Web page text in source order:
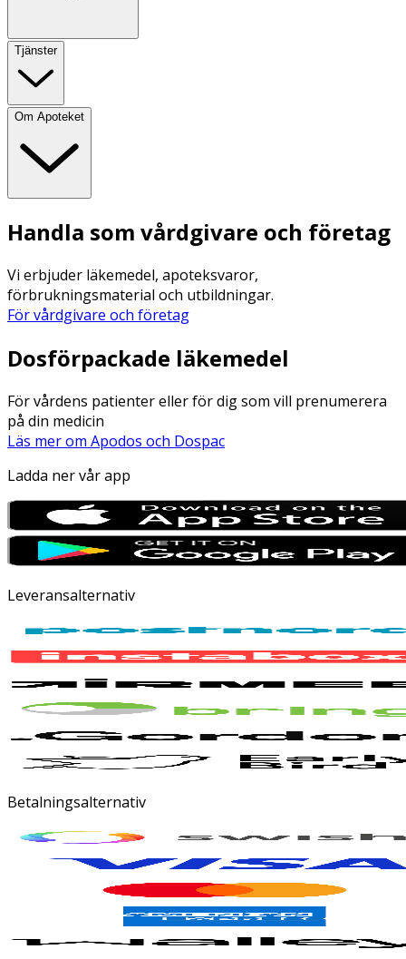
Tjänster
Om Apoteket
Handla som vårdgivare och företag
Vi erbjuder läkemedel, apoteksvaror,
förbrukningsmaterial och utbildningar.
För vårdgivare och företag
Dosförpackade läkemedel
För vårdens patienter eller för dig som vill prenumerera
på din medicin
Läs mer om Apodos och Dospac
Ladda ner vår app
Leveransalternativ
Betalningsalternativ